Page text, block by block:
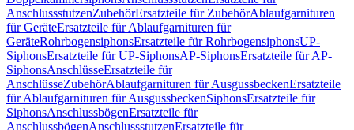
AnschlussstutzenZubehörErsatzteile für ZubehörAblaufgarnituren
für GeräteErsatzteile für Ablaufgarnituren für
GeräteRohrbogensiphonsErsatzteile für RohrbogensiphonsUP-
SiphonsErsatzteile für UP-SiphonsAP-SiphonsErsatzteile für AP-
SiphonsAnschlüsseErsatzteile für
AnschlüsseZubehörAblaufgarnituren für AusgussbeckenErsatzteile
für Ablaufgarnituren für AusgussbeckenSiphonsErsatzteile für
SiphonsAnschlussbögenErsatzteile für
AnschlussbögenAnschlussstutzenErsatzteile für